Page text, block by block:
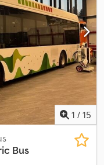
Satelliten-
Businnenraum
Luftgefederte
1 / 15
Bus